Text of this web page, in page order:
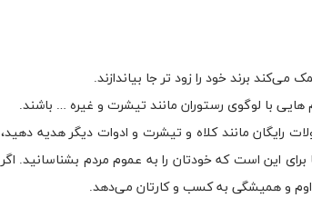
برند خود را زود تر جا بیاندازند.
هایی با لوگوی رستوران مانند تیشرت و غیره … باشند.
رایگان مانند کلاه و تیشرت و ادوات دیگر هدیه دهید،
برای این است که خودتان را به عموم مردم بشناسانید. اگر
و همیشگی به کسب و کارتان می‌دهد.